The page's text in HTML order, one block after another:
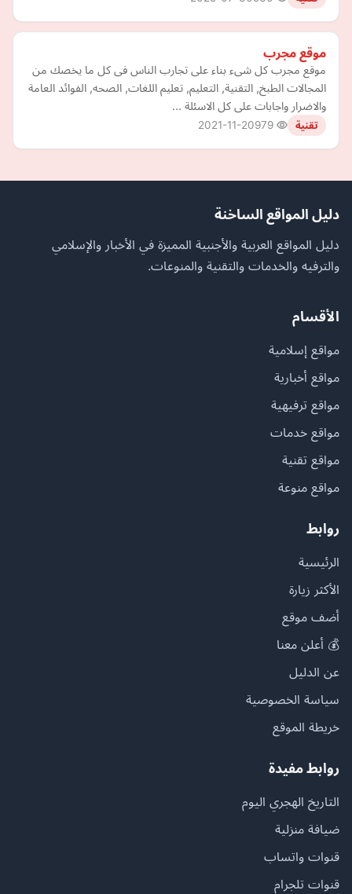
موقع مجرب
موقع مجرب كل شىء بناء على تجارب الناس فى كل ما يخصك من
المجالات الطبخ, التقنية, التعليم, تعليم اللغات, الصحه, الفوائد العامة
والاضرار واجابات على كل الاسئلة ...
تقنية 2021-11-20
دليل المواقع الساخنة
دليل المواقع العربية والأجنبية المميزة في الأخبار والإسلامي
والترفيه والخدمات والتقنية والمنوعات.
الأقسام
مواقع إسلامية
مواقع أخبارية
مواقع ترفيهية
مواقع خدمات
مواقع تقنية
مواقع منوعة
روابط
الرئيسية
الأكثر زيارة
أضف موقع
💰 أعلن معنا
عن الدليل
سياسة الخصوصية
خريطة الموقع
روابط مفيدة
التاريخ الهجري اليوم
ضيافة منزلية
قنوات واتساب
قنوات تلجرام